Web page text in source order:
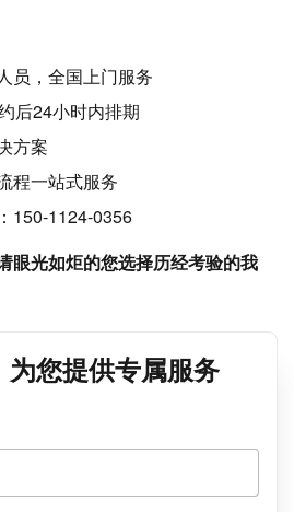
员，全国上门服务
后24小时内排期
方案
程一站式服务
150-1124-0356
眼光如炬的您选择历经考验的我
为您提供专属服务